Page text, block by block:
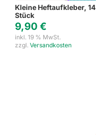
Kleine Heftaufkleber, 14
Stück
9,90 €
inkl. 19 % MwSt.
zzgl. Versandkosten